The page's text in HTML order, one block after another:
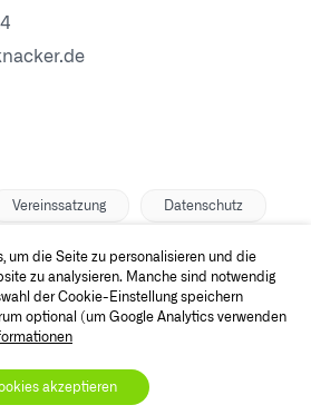
Vereinssatzung Datenschutz
Vermittlerbereich
e.V.
um die Seite zu personalisieren und die
zu analysieren. Manche sind notwendig
der Cookie-Einstellung speichern
optional (um Google Analytics verwenden
akzeptieren